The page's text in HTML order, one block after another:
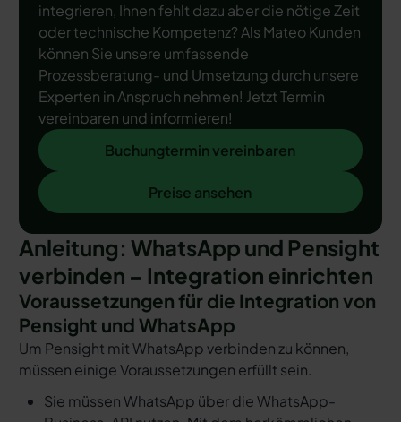
integrieren, Ihnen fehlt dazu aber die nötige Zeit
oder technische Kompetenz? Als Mateo Kunden
können Sie unsere umfassende
Prozessberatung- und Umsetzung durch unsere
Experten in Anspruch nehmen! Jetzt Termin
vereinbaren und informieren!
Buchungtermin vereinbaren
Buchungtermin vereinbaren
Preise ansehen
Preise ansehen
Anleitung: WhatsApp und Pensight
verbinden – Integration einrichten
Voraussetzungen für die Integration von
Pensight und WhatsApp
Um Pensight mit WhatsApp verbinden zu können,
müssen einige Voraussetzungen erfüllt sein.
Sie müssen WhatsApp über die WhatsApp-